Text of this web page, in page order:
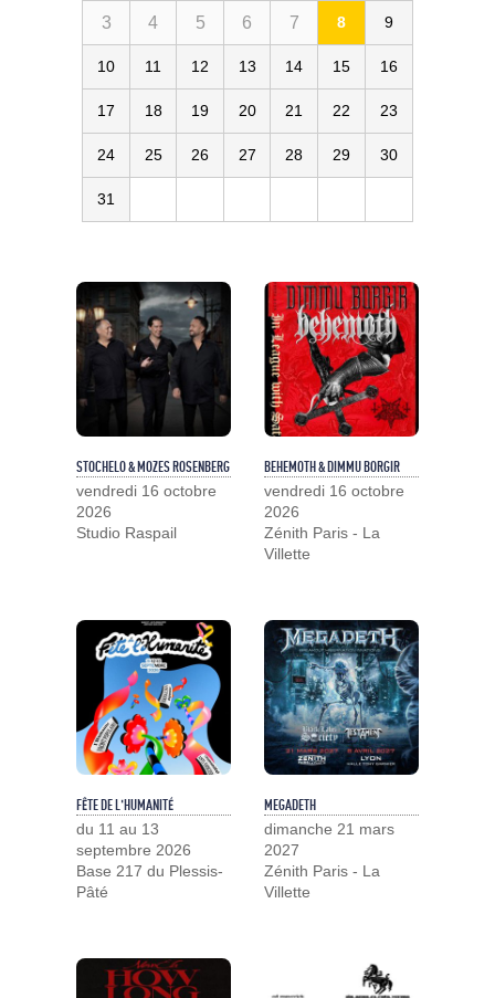
3 4 5 6 7 8 9
10 11 12 13 14 15 16
17 18 19 20 21 22 23
24 25 26 27 28 29 30
31
STOCHELO & MOZES ROSENBERG
vendredi 16 octobre
2026
Studio Raspail
BEHEMOTH & DIMMU BORGIR
vendredi 16 octobre
2026
Zénith Paris - La
Villette
FÊTE DE L'HUMANITÉ
du 11 au 13
septembre 2026
Base 217 du Plessis-
Pâté
MEGADETH
dimanche 21 mars
2027
Zénith Paris - La
Villette